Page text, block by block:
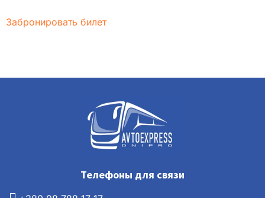
Забронировать билет
Телефоны для связи